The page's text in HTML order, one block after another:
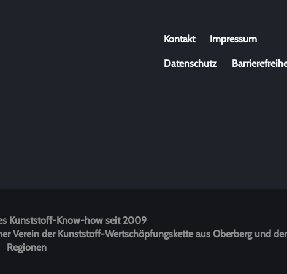
Kontakt Impressum
Datenschutz
Kunststoff-Know-how seit 2009
Verein der Kunststoff-Wertschöpfungskette aus Oberberg und
Regionen